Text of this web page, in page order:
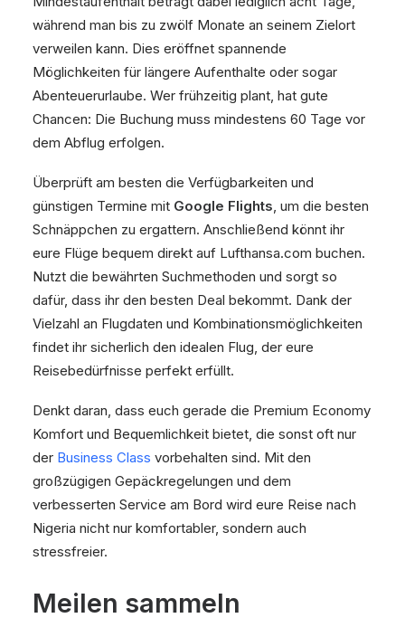
während man bis zu zwölf Monate an seinem Zielort
verweilen kann. Dies eröffnet spannende
Möglichkeiten für längere Aufenthalte oder sogar
Abenteuerurlaube. Wer frühzeitig plant, hat gute
Chancen: Die Buchung muss mindestens 60 Tage vor
dem Abflug erfolgen.
Überprüft am besten die Verfügbarkeiten und
günstigen Termine mit Google Flights, um die besten
Schnäppchen zu ergattern. Anschließend könnt ihr
eure Flüge bequem direkt auf Lufthansa.com buchen.
Nutzt die bewährten Suchmethoden und sorgt so
dafür, dass ihr den besten Deal bekommt. Dank der
Vielzahl an Flugdaten und Kombinationsmöglichkeiten
findet ihr sicherlich den idealen Flug, der eure
Reisebedürfnisse perfekt erfüllt.
Denkt daran, dass euch gerade die Premium Economy
Komfort und Bequemlichkeit bietet, die sonst oft nur
der Business Class vorbehalten sind. Mit den
großzügigen Gepäckregelungen und dem
verbesserten Service am Bord wird eure Reise nach
Nigeria nicht nur komfortabler, sondern auch
stressfreier.
Meilen sammeln